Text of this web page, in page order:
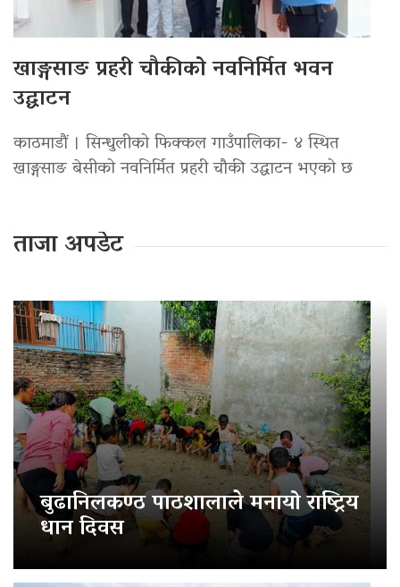
खाङ्गसाङ प्रहरी चौकीको नवनिर्मित भवन
उद्घाटन
काठमाडौं । सिन्धुलीको फिक्कल गाउँपालिका- ४ स्थित
खाङ्गसाङ बेसीको नवनिर्मित प्रहरी चौकी उद्घाटन भएको छ
ताजा अपडेट
बुढानिलकण्ठ पाठशालाले मनायो राष्ट्रिय
धान दिवस